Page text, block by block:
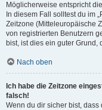
Möglicherweise entspricht
In diesem Fall solltest du im
Zeitzone (Mitteleuropäische
von registrierten Benutzern
bist, ist dies ein guter Grund,
Nach oben
Ich habe die Zeitzone
falsch!
Wenn du dir sicher bist,